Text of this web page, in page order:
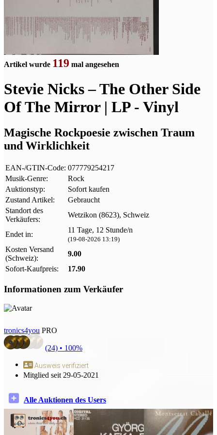
Artikel wurde 119 mal angesehen
Stevie Nicks – The Other Side
Of The Mirror | LP - Vinyl
Magische Rockpoesie zwischen Traum
und Wirklichkeit
EAN-/GTIN-Code: 077779254217
Musik-Genre:
Rock
Auktionstyp:
Sofort kaufen
Zustand Artikel:
Gebraucht
Standort des
Verkäufers:
Wetzikon (8623), Schweiz
Endet in:
11 Tage, 12 Stunde/n
(19-08-2026 13:19)
Kosten Versand
(Schweiz):
9.00
Sofort-Kaufpreis:
17.90
Informationen zum Verkäufer
tronics4you PRO
(24) • 100%
Ausweis verifiziert
Mitglied seit 29-05-2021
Alle Auktionen des Users